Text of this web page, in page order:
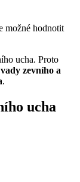
možné hodnotit
ucha. Proto
zevního a
.
ucha